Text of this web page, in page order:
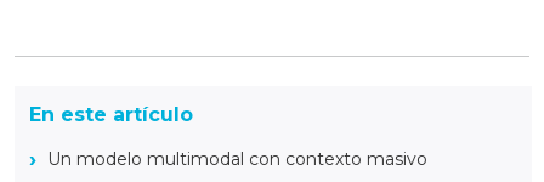
En este artículo
Un modelo multimodal con contexto masivo